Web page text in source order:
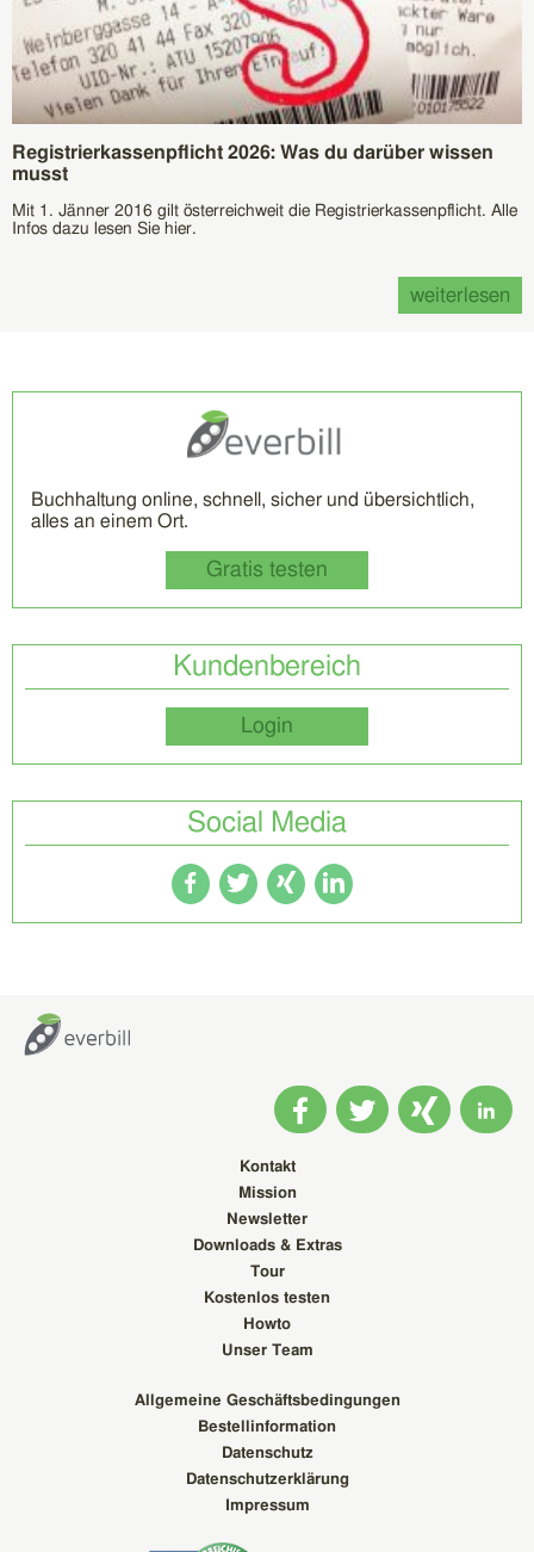
Registrierkassenpflicht 2026: Was du darüber wissen
musst
Mit 1. Jänner 2016 gilt österreichweit die Registrierkassenpflicht. Alle
Infos dazu lesen Sie hier.
weiterlesen
Buchhaltung online, schnell, sicher und übersichtlich,
alles an einem Ort.
Gratis testen
Kundenbereich
Login
Social Media
Kontakt
Mission
Newsletter
Downloads & Extras
Tour
Kostenlos testen
Howto
Unser Team
Allgemeine Geschäftsbedingungen
Bestellinformation
Datenschutz
Datenschutzerklärung
Impressum